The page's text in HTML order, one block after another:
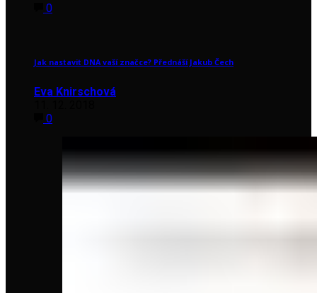
0
Jak nastavit DNA vaší značce? Přednáší Jakub Čech
Eva Knirschová
0